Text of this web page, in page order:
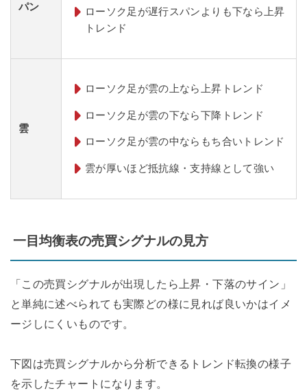
パン
ローソク足が遅行スパンよりも下なら上昇
トレンド
雲
ローソク足が雲の上なら上昇トレンド
ローソク足が雲の下なら下降トレンド
ローソク足が雲の中ならもち合いトレンド
雲が厚いほど抵抗線・支持線として強い
一目均衡表の売買シグナルの見方
「この売買シグナルが出現したら上昇・下落のサイン」
と単純に述べられても実際どの様に見れば良いかはイメ
ージしにくいものです。
下図は売買シグナルから分析できるトレンド転換の様子
を示したチャートになります。